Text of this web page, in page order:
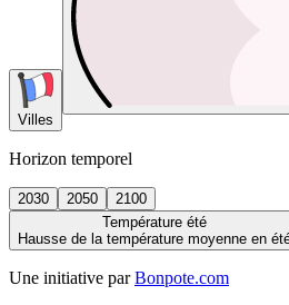
Villes
Horizon temporel
2030 2050
2100
Température été
Hausse de la température moyenne en
Une initiative par Bonpote.com